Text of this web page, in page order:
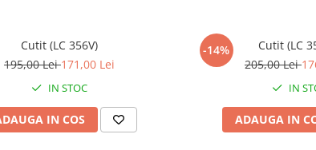
Cutit (LC 356V)
195,00 Lei171,00 Lei
IN STOC
IN COS
-14%
Cutit (LC
205,00 Lei
IN
ADAUGA IN